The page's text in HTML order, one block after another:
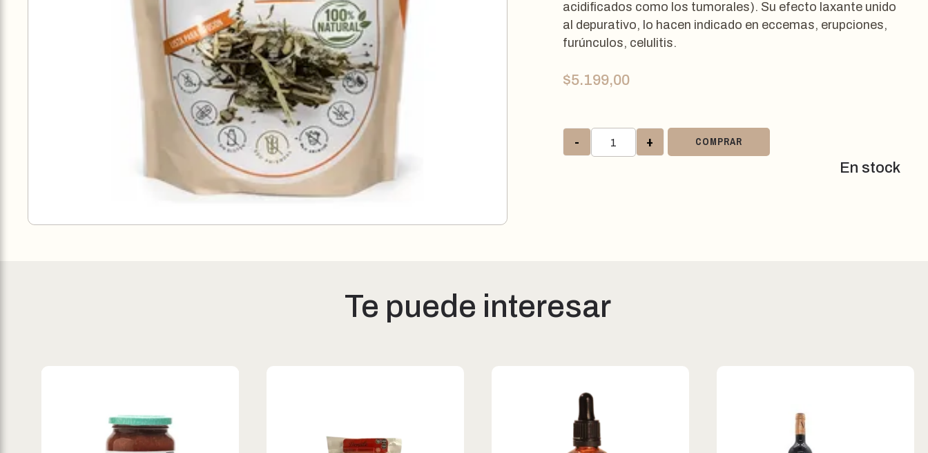
acidificados como los tumorales). Su efecto laxante unido
al depurativo, lo hacen indicado en eccemas, erupciones,
furúnculos, celulitis.
$5.199,00
- + COMPRAR
En stock
Te puede interesar